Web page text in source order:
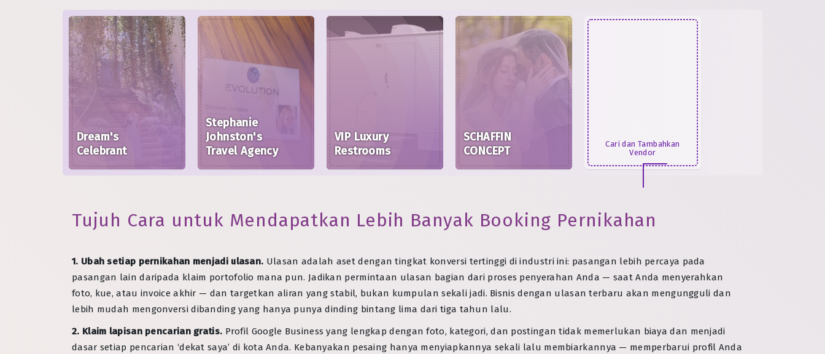
Dream's
Celebrant
Stephanie
Johnston's
Travel Agency
VIP Luxury
Restrooms
SCHAFFIN
CONCEPT
Cari dan Tambahkan
Vendor
Tujuh Cara untuk Mendapatkan Lebih Banyak Booking Pernikahan
1. Ubah setiap pernikahan menjadi ulasan. Ulasan adalah aset dengan tingkat konversi tertinggi di industri ini: pasangan lebih percaya pada
pasangan lain daripada klaim portofolio mana pun. Jadikan permintaan ulasan bagian dari proses penyerahan Anda — saat Anda menyerahkan
foto, kue, atau invoice akhir — dan targetkan aliran yang stabil, bukan kumpulan sekali jadi. Bisnis dengan ulasan terbaru akan mengungguli dan
lebih mudah mengonversi dibanding yang hanya punya dinding bintang lima dari tiga tahun lalu.
2. Klaim lapisan pencarian gratis. Profil Google Business yang lengkap dengan foto, kategori, dan postingan tidak memerlukan biaya dan menjadi
dasar setiap pencarian ‘dekat saya’ di kota Anda. Kebanyakan pesaing hanya menyiapkannya sekali lalu membiarkannya — memperbarui profil Anda